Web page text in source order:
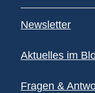
Newsletter
Aktuelles im
Fragen &